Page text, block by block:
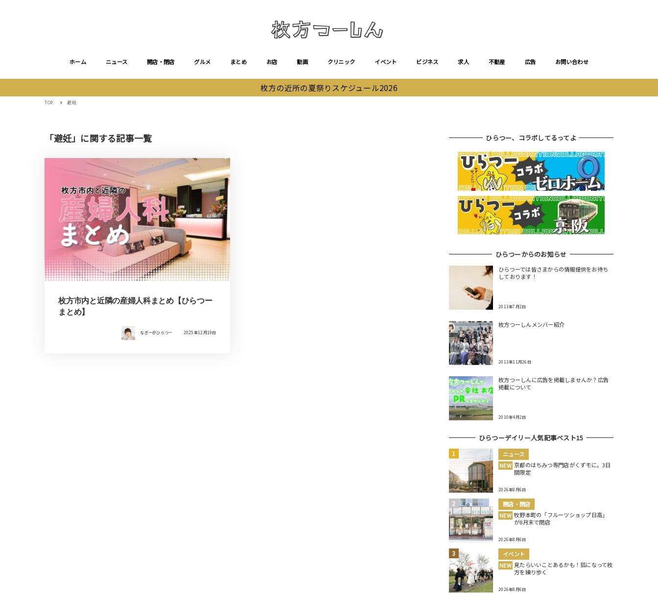
ホーム ニュース 開店・閉店 グルメ まとめ お店 動画 クリニック イベント ビジネス 求人 不動産 広告 お問い合わせ
枚方の近所の夏祭りスケジュール2026
TOP 避妊
「避妊」に関する記事一覧
枚方市内と近隣の産婦人科まとめ【ひらつー
まとめ】
なぎー＠ひらつー 2025年12月19日
ひらつー、コラボしてるってよ
ひらつーからのお知らせ
ひらつーでは皆さまからの情報提供をお待ち
しております！
2013年7月2日
枚方つーしんメンバー紹介
2013年11月26日
枚方つーしんに広告を掲載しませんか？広告
掲載について
2010年4月2日
ひらつーデイリー人気記事ベスト15
ニュース
NEW 京都のはちみつ専門店がくずモに。3日
間限定
2026年8月6日
開店・閉店
NEW 牧野本町の「フルーツショップ日高」
が8月末で閉店
2026年8月6日
イベント
NEW 見たらいいことあるかも！狐になって枚
方を練り歩く
2026年8月6日